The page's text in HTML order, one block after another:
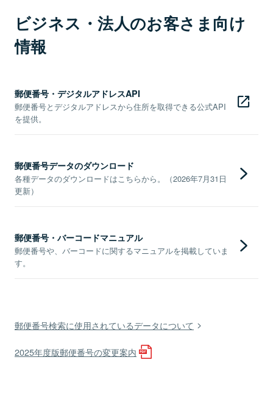
ビジネス・法人のお客さま向け
情報
郵便番号・デジタルアドレスAPI
郵便番号とデジタルアドレスから住所を取得できる公式API
を提供。
郵便番号データのダウンロード
各種データのダウンロードはこちらから。（2026年7月31日
更新）
郵便番号・バーコードマニュアル
郵便番号や、バーコードに関するマニュアルを掲載していま
す。
郵便番号検索に使用されているデータについて
2025年度版郵便番号の変更案内